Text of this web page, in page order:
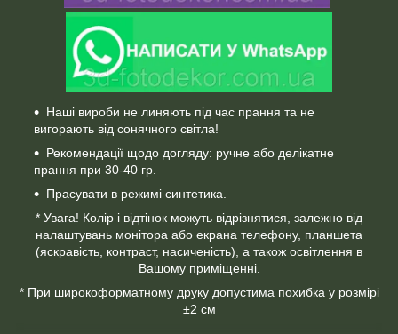
Наші вироби не линяють під час прання та не
вигорають від сонячного світла!
Рекомендації щодо догляду: ручне або делікатне
прання при 30-40 гр.
Прасувати в режимі синтетика.
* Увага! Колір і відтінок можуть відрізнятися, залежно від
налаштувань монітора або екрана телефону, планшета
(яскравість, контраст, насиченість), а також освітлення в
Вашому приміщенні.
* При широкоформатному друку допустима похибка у розмірі
±2 см